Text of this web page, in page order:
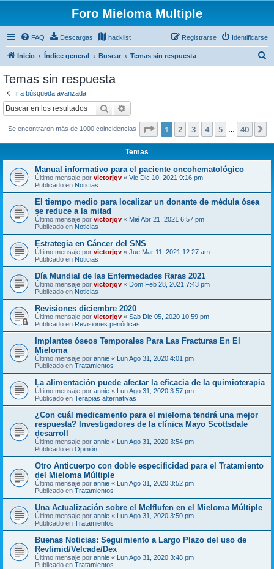
Foro Mieloma Multiple
FAQ Descargas hacklist Identificarse
Registrarse
Inicio Índice general Buscar Temas sin respuesta
Temas sin respuesta
Ir a búsqueda avanzada
Buscar
Se encontraron más de 1000 coincidencias Página de 40
1 2 3 4 5 40
Temas
Manual informativo para el paciente oncohematológico
Último mensaje por victorjqv « Vie Dic 10, 2021 9:16 pm
Publicado en Noticias
El tiempo medio para localizar un donante de médula ósea
se reduce a la mitad
Último mensaje por victorjqv « Mié Abr 21, 2021 6:57 pm
Publicado en Noticias
Estrategia en Cáncer del SNS
Último mensaje por victorjqv « Jue Mar 11, 2021 12:27 am
Publicado en Noticias
Día Mundial de las Enfermedades Raras 2021
Último mensaje por victorjqv « Dom Feb 28, 2021 7:43 pm
Publicado en Noticias
Revisiones diciembre 2020
Último mensaje por victorjqv « Sab Dic 05, 2020 10:59 pm
Publicado en Revisiones periódicas
Implantes óseos Temporales Para Las Fracturas En El
Mieloma
Último mensaje por annie « Lun Ago 31, 2020 4:01 pm
Publicado en Tratamientos
La alimentación puede afectar la eficacia de la quimioterapia
Último mensaje por annie « Lun Ago 31, 2020 3:57 pm
Publicado en Terapias alternativas
¿Con cuál medicamento para el mieloma tendrá una mejor
respuesta? Investigadores de la clínica Mayo Scottsdale
desarroll
Último mensaje por annie « Lun Ago 31, 2020 3:54 pm
Publicado en Opinión
Otro Anticuerpo con doble especificidad para el Tratamiento
del Mieloma Múltiple
Último mensaje por annie « Lun Ago 31, 2020 3:52 pm
Publicado en Tratamientos
Una Actualización sobre el Melflufen en el Mieloma Múltiple
Último mensaje por annie « Lun Ago 31, 2020 3:50 pm
Publicado en Tratamientos
Buenas Noticias: Seguimiento a Largo Plazo del uso de
Revlimid/Velcade/Dex
Último mensaje por annie « Lun Ago 31, 2020 3:48 pm
Publicado en Tratamientos